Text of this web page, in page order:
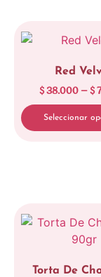
Red
$38.000 – $
Seleccionar
Torta De